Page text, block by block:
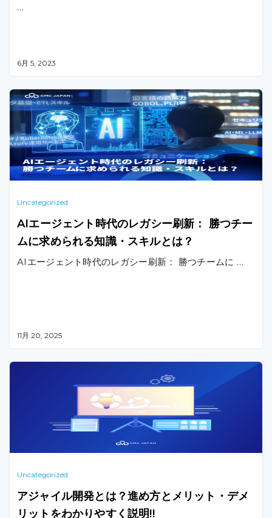
…
6月 5, 2023
Uncategorized
AIエージェント時代のレガシー刷新： 勝つチー
ムに求められる知識・スキルとは？
AIエージェント時代のレガシー刷新： 勝つチームに …
11月 20, 2025
Uncategorized
アジャイル開発とは？進め方とメリット・デメ
リットをわかりやすく説明!!